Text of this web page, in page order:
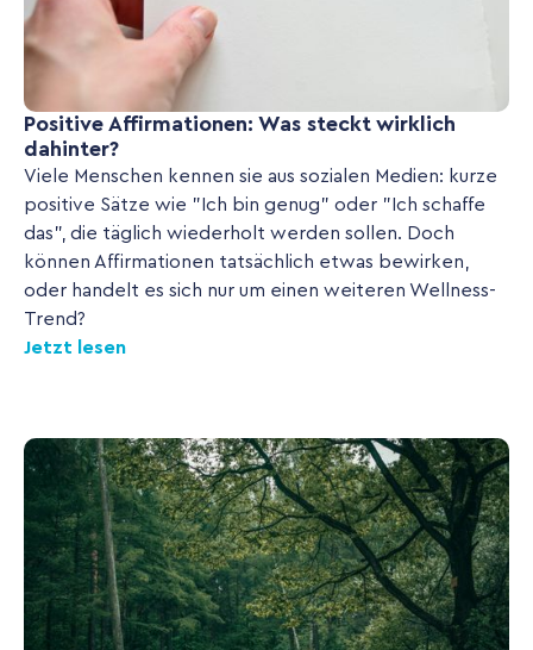
Positive Affirmationen: Was steckt wirklich
dahinter?
Viele Menschen kennen sie aus sozialen Medien: kurze
positive Sätze wie "Ich bin genug" oder "Ich schaffe
das", die täglich wiederholt werden sollen. Doch
können Affirmationen tatsächlich etwas bewirken,
oder handelt es sich nur um einen weiteren Wellness-
Trend?
Jetzt lesen